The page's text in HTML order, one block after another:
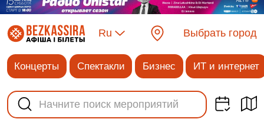
Ru Выбрать город
Концерты Спектакли Бизнес ИТ и интернет